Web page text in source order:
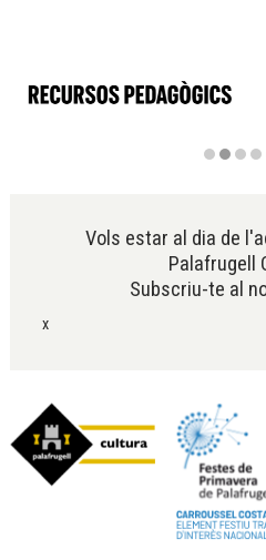
Vols estar al dia de
Palafrugell
Subscriu-te al
x